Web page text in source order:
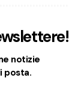
notizie
posta.